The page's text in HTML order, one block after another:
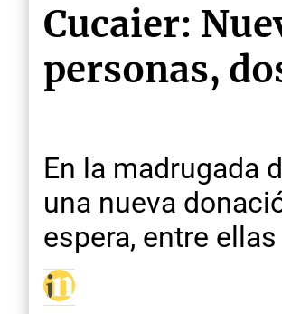
Cucaier:
personas,
En la madrugada
una nueva
espera, entre